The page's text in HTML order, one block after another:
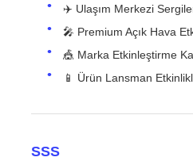
✈️ Ulaşım Merkezi
🎤 Premium Açık Hava
🎪 Marka Etkinleştirme
📱 Ürün Lansman
SSS